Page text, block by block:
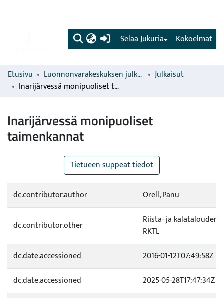
(current) Kokoelmat
Selaa Jukuria
Etusivu Luonnonvarakeskuksen julkaisut
Julkaisut
Inarijärvessä monipuoliset taimenkannat
Inarijärvessä monipuoliset
taimenkannat
Tietueen suppeat tiedot
dc.contributor.author Orell, Panu
dc.contributor.other
Riista- ja kalatalouden
RKTL
dc.date.accessioned
2016-01-12T07:49:58Z
dc.date.accessioned
2025-05-28T17:47:34Z